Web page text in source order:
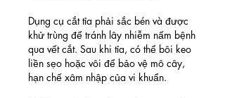
Dụng cụ cắt tỉa phải sắc bén và được
khử trùng để tránh lây nhiễm nấm bệnh
qua vết cắt. Sau khi tỉa, có thể bôi keo
liền sẹo hoặc vôi để bảo vệ mô cây,
hạn chế xâm nhập của vi khuẩn.